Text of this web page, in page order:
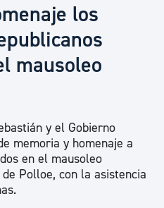
los
mausoleo
y el Gobierno
memoria y homenaje a
en el mausoleo
Polloe, con la asistencia